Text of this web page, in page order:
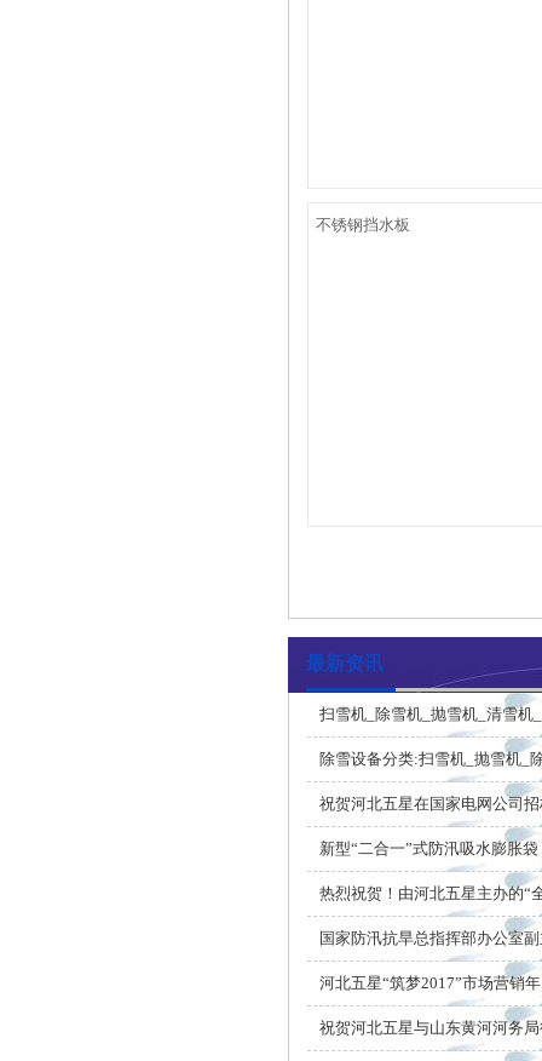
不锈钢挡水板
最新资讯
扫雪机_除雪机_抛雪机_清雪机
除雪设备分类:扫雪机_抛雪机_
祝贺河北五星在国家电网公司
新型“二合一”式防汛吸水膨胀袋
热烈祝贺！由河北五星主办的“
国家防汛抗旱总指挥部办公室
河北五星“筑梦2017”市场营销年
祝贺河北五星与山东黄河河务